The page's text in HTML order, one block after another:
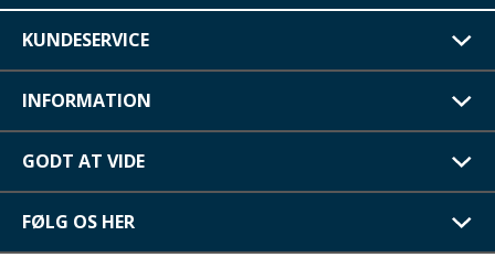
KUNDESERVICE
INFORMATION
GODT AT VIDE
FØLG OS HER